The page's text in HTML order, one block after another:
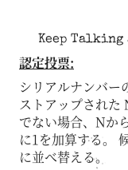
Keep Talking
認定投票:
シリアルナンバー
ストアップされた
でない場合、Nか
に1を加算する。
に並べ替える。